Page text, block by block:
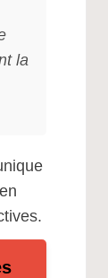
la